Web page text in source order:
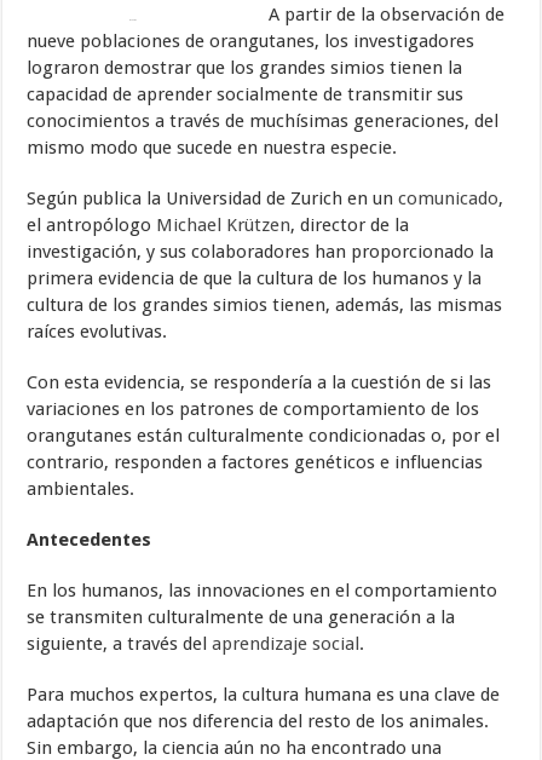
A partir de la observación de
nueve poblaciones de orangutanes, los investigadores
lograron demostrar que los grandes simios tienen la
capacidad de aprender socialmente de transmitir sus
conocimientos a través de muchísimas generaciones, del
mismo modo que sucede en nuestra especie.
Según publica la Universidad de Zurich en uncomunicado,
el antropólogo Michael Krützen, director de la
investigación, y sus colaboradores han proporcionado la
primera evidencia de que la cultura de los humanos y la
cultura de los grandes simios tienen, además, las mismas
raíces evolutivas.
Con esta evidencia, se respondería a la cuestión de si las
variaciones en los patrones de comportamiento de los
orangutanes están culturalmente condicionadas o, por el
contrario, responden a factores genéticos e influencias
ambientales.
Antecedentes
En los humanos, las innovaciones en el comportamiento
se transmiten culturalmente de una generación a la
siguiente, a través delaprendizaje social.
Para muchos expertos, la cultura humana es una clave de
adaptación que nos diferencia del resto de los animales.
Sin embargo, la ciencia aún no ha encontrado una